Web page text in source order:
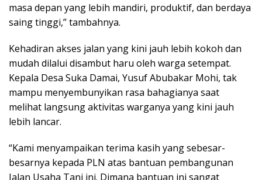
masa depan yang lebih mandiri, produktif, dan berdaya
saing tinggi,” tambahnya.
Kehadiran akses jalan yang kini jauh lebih kokoh dan
mudah dilalui disambut haru oleh warga setempat.
Kepala Desa Suka Damai, Yusuf Abubakar Mohi, tak
mampu menyembunyikan rasa bahagianya saat
melihat langsung aktivitas warganya yang kini jauh
lebih lancar.
“Kami menyampaikan terima kasih yang sebesar-
besarnya kepada PLN atas bantuan pembangunan
Jalan Usaha Tani ini. Dimana bantuan ini sangat